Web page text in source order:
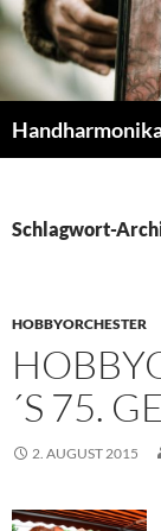
Zum
Inhalt
springen
Schlagwort-
HOBBYORCHESTER
´S 75.
2. AUGUST 2015